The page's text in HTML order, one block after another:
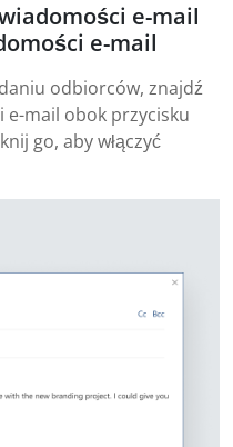
e-mail
e-mail
odbiorców, znajdź
e-mail obok przycisku
go, aby włączyć